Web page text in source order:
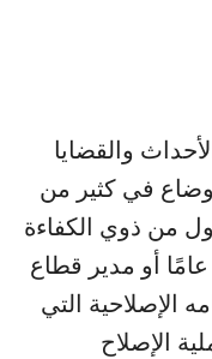
والقضايا
في كثير من
من ذوي الكفاءة
عامًا أو مدير قطاع
الإصلاحية التي
الإصلاح